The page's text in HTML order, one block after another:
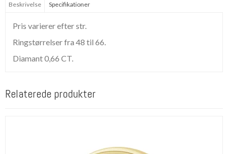
Beskrivelse Specifikationer
Pris varierer efter str.
Ringstørrelser fra 48 til 66.
Diamant 0,66 CT.
Relaterede produkter